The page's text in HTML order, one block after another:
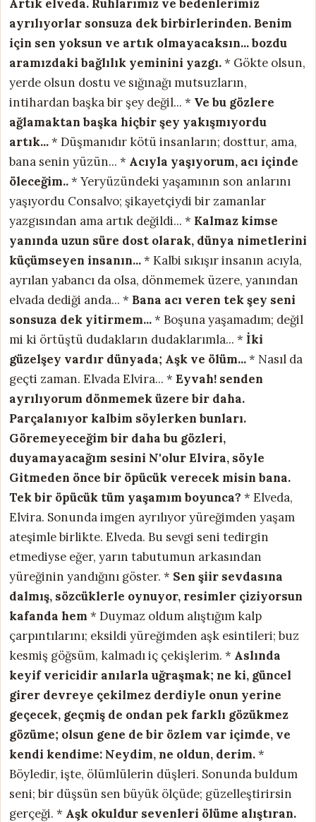
Artık elveda. Ruhlarımız ve bedenlerimiz
ayrılıyorlar sonsuza dek birbirlerinden. Benim
için sen yoksun ve artık olmayacaksın...bozdu
aramızdaki bağlılık yeminini yazgı.* Gökte olsun,
yerde olsun dostu ve sığınağı mutsuzların,
intihardan başka bir şey değil... * Ve bu gözlere
ağlamaktan başka hiçbir şey yakışmıyordu
artık...* Düşmanıdır kötü insanların; dosttur, ama,
bana senin yüzün... * Acıyla yaşıyorum, acı içinde
öleceğim..* Yeryüzündeki yaşamının son anlarını
yaşıyordu Consalvo; şikayetçiydi bir zamanlar
yazgısından ama artık değildi... * Kalmaz kimse
yanında uzun süre dost olarak, dünya nimetlerini
küçümseyen insanın...* Kalbi sıkışır insanın acıyla,
ayrılan yabancı da olsa, dönmemek üzere, yanından
elvada dediği anda... * Bana acı veren tek şey seni
sonsuza dek yitirmem...* Boşuna yaşamadım; değil
mi ki örtüştü dudakların dudaklarımla... * İki
güzelşey vardır dünyada; Aşk ve ölüm...* Nasıl da
geçti zaman. Elvada Elvira... * Eyvah! senden
ayrılıyorum dönmemek üzere bir daha.
Parçalanıyor kalbim söylerken bunları.
Göremeyeceğim bir daha bu gözleri,
duyamayacağım sesini N'olur Elvira, söyle
Gitmeden önce bir öpücük verecek misin bana.
Tek bir öpücük tüm yaşamım boyunca? * Elveda,
Elvira. Sonunda imgen ayrılıyor yüreğimden yaşam
ateşimle birlikte. Elveda. Bu sevgi seni tedirgin
etmediyse eğer, yarın tabutumun arkasından
yüreğinin yandığını göster. * Sen şiir sevdasına
dalmış, sözcüklerle oynuyor, resimler çiziyorsun
kafanda hem * Duymaz oldum alıştığım kalp
çarpıntılarını; eksildi yüreğimden aşk esintileri; buz
kesmiş göğsüm, kalmadı iç çekişlerim. * Aslında
keyif vericidir anılarla uğraşmak; ne ki, güncel
girer devreye çekilmez derdiyle onun yerine
geçecek, geçmiş de ondan pek farklı gözükmez
gözüme; olsun gene de bir özlem var içimde, ve
kendi kendime: Neydim, ne oldun, derim.*
Böyledir, işte, ölümlülerin düşleri. Sonunda buldum
seni; bir düşsün sen büyük ölçüde; güzelleştirirsin
gerçeği. * Aşk okuldur sevenleri ölüme alıştıran.